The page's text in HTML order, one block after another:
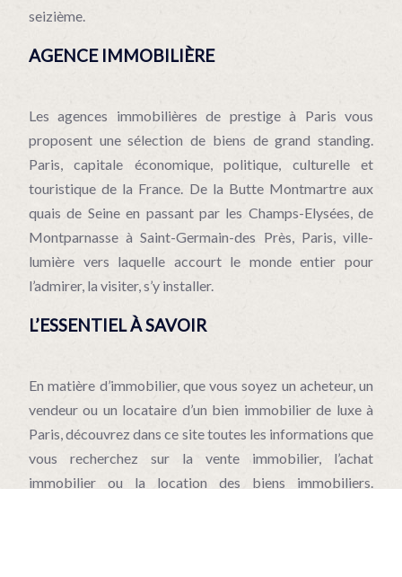
seizième.
AGENCE IMMOBILIÈRE
Les agences immobilières de prestige à Paris vous
proposent une sélection de biens de grand standing.
Paris, capitale économique, politique, culturelle et
touristique de la France. De la Butte Montmartre aux
quais de Seine en passant par les Champs-Elysées, de
Montparnasse à Saint-Germain-des Près, Paris, ville-
lumière vers laquelle accourt le monde entier pour
l’admirer, la visiter, s’y installer.
L’ESSENTIEL À SAVOIR
En matière d’immobilier, que vous soyez un acheteur, un
vendeur ou un locataire d’un bien immobilier de luxe à
Paris, découvrez dans ce site toutes les informations que
vous recherchez sur la vente immobilier, l’achat
immobilier ou la location des biens immobiliers.